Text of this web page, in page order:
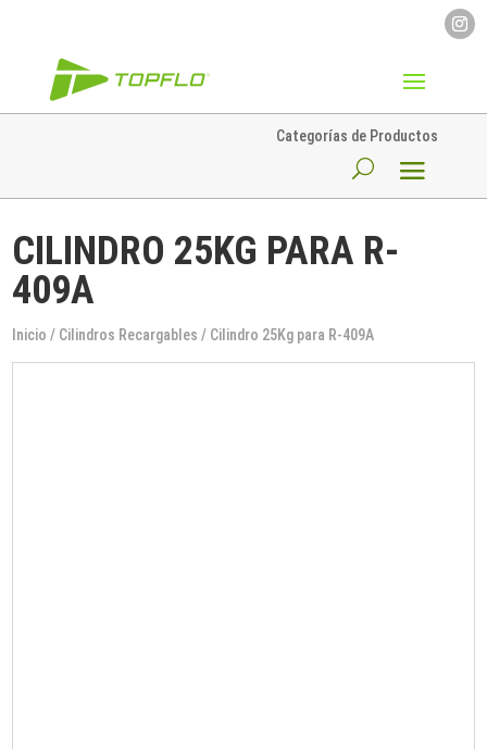
Categorías de Productos
CILINDRO 25KG PARA R-
409A
Inicio / Cilindros Recargables / Cilindro 25Kg para R-409A